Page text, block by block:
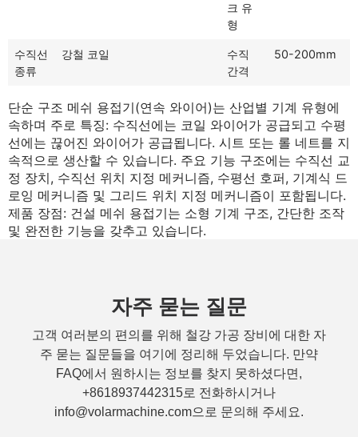
크 유
형
수직선
종류
강철 코일
수직
간격
50-200mm
단순 구조 메쉬 용접기(연속 와이어)는 산업별 기계 유형에
속하며 주로 특징: 수직선에는 코일 와이어가 공급되고 수평
선에는 끊어진 와이어가 공급됩니다. 시트 또는 롤 네트를 지
속적으로 생산할 수 있습니다. 주요 기능 구조에는 수직선 교
정 장치, 수직선 위치 지정 메커니즘, 수평선 호퍼, 기계식 드
로잉 메커니즘 및 그리드 위치 지정 메커니즘이 포함됩니다.
제품 장점: 건설 메쉬 용접기는 소형 기계 구조, 간단한 조작
및 완전한 기능을 갖추고 있습니다.
자주 묻는 질문
고객 여러분의 편의를 위해 철강 가공 장비에 대한 자
주 묻는 질문들을 여기에 정리해 두었습니다. 만약
FAQ에서 원하시는 정보를 찾지 못하셨다면,
+8618937442315로 전화하시거나
info@volarmachine.com으로 문의해 주세요.